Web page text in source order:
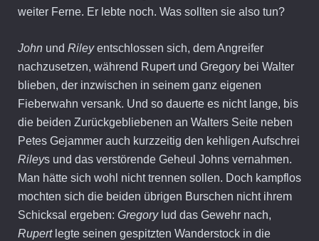
weiter Ferne. Er lebte noch. Was sollten sie also tun?
Johnund Rileyentschlossen sich, dem Angreifer
nachzusetzen, während Rupert und Gregory bei Walter
blieben, der inzwischen in seinem ganz eigenen
Fieberwahn versank. Und so dauerte es nicht lange, bis
die beiden Zurückgebliebenen an Walters Seite neben
Petes Gejammer auch kurzzeitig den kehligen Aufschrei
Rileys und das verstörende Geheul Johns vernahmen.
Man hätte sich wohl nicht trennen sollen. Doch kampflos
mochten sich die beiden übrigen Burschen nicht ihrem
Schicksal ergeben: Gregorylud das Gewehr nach,
Rupertlegte seinen gespitzten Wanderstock in die